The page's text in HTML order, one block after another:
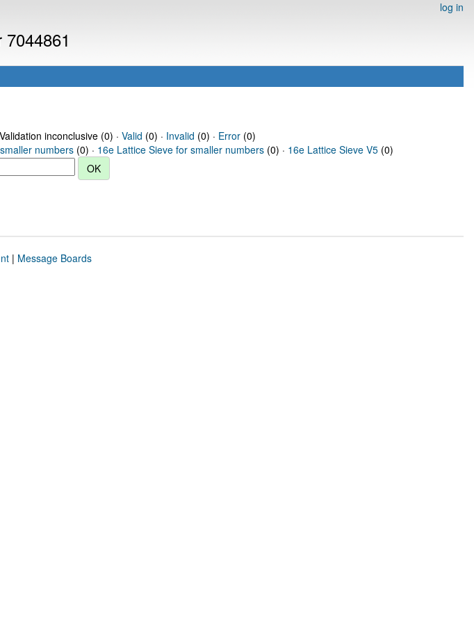
log in
inconclusive (0) · Valid (0) · Invalid (0) · Error(0)
numbers (0) · 16e Lattice Sieve for smaller numbers (0) · 16e Lattice Sieve V5 (0)
| Message Boards